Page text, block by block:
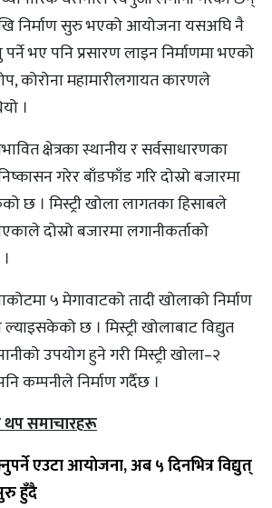
निर्माण सुरु भएको आयोजना यसअघि नै
भए पनि प्रसारण लाइन निर्माणमा भएको
कोरोना महामारीलगायत कारणले
।
क्षेत्रका स्थानीय र सर्वसाधारणका
गरेर बाँडफाँड गरि दोस्रो बजारमा
छ । मिस्ट्री खोला लागतका हिसाबले
दोस्रो बजारमा लगानीकर्ताको
५ मेगावाटको तादी खोलाको निर्माण
ल्याइसकेको छ । मिस्ट्री खोलाबाट विद्युत
उपयोग हुने गरी मिस्ट्री खोला–२
कम्पनीले निर्माण गर्दैछ ।
थप समाचारहरू
एउटा आयाेजना, अब ५ दिनभित्र विद्युत्
हुँदै